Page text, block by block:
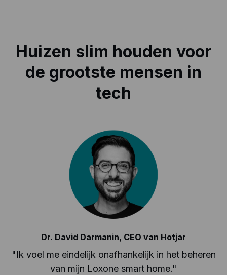
Huizen slim houden voor
de grootste mensen in
tech
Dr. David Darmanin, CEO van Hotjar
"Ik voel me eindelijk onafhankelijk in het beheren
van mijn Loxone smart home."